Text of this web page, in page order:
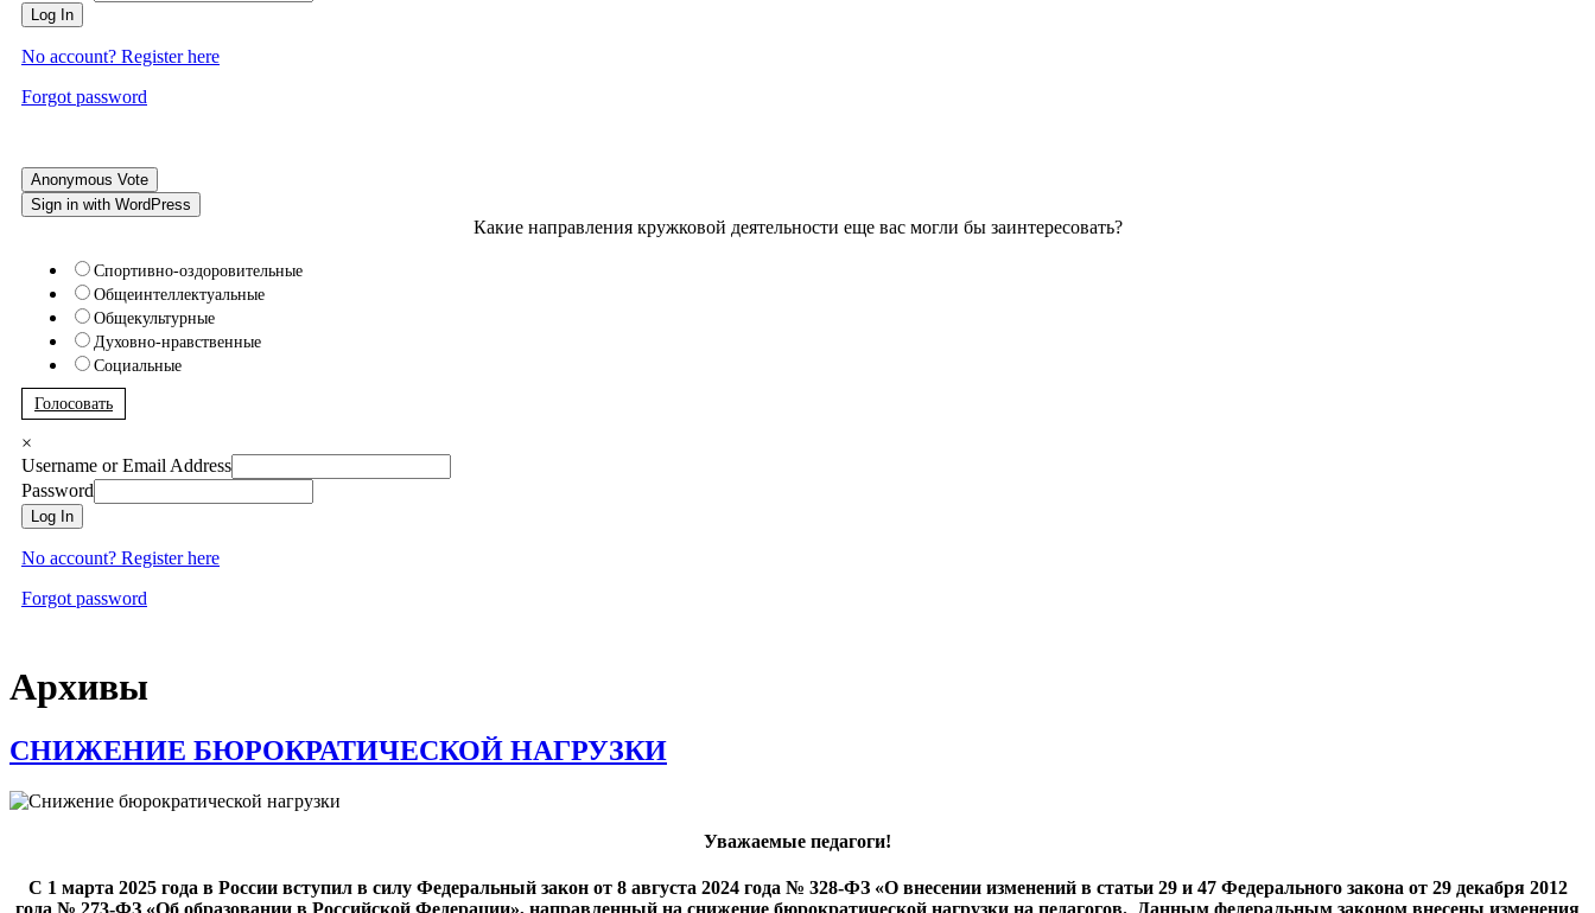
Log In
No account? Register here
Forgot password
Anonymous Vote
Sign in with WordPress
Какие направления кружковой деятельности еще вас могли бы заинтересовать?
Спортивно-оздоровительные
Общеинтеллектуальные
Общекультурные
Духовно-нравственные
Социальные
Голосовать
×
Username or Email Address
Password
Log In
No account? Register here
Forgot password
Архивы
СНИЖЕНИЕ БЮРОКРАТИЧЕСКОЙ НАГРУЗКИ
Уважаемые педагоги!
С 1 марта 2025 года в России вступил в силу Федеральный закон от 8 августа 2024 года № 328-ФЗ «О внесении изменений в статьи 29 и 47 Федерального закона от 29 декабря 2012
года № 273-ФЗ «Об образовании в Российской Федерации», направленный на снижение бюрократической нагрузки на педагогов. Данным федеральным законом внесены изменения